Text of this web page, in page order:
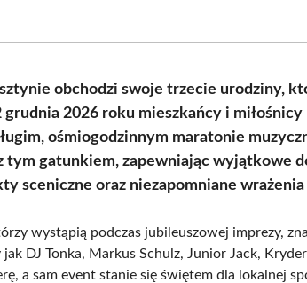
obchodzi swoje trzecie urodziny,
grudnia 2026 roku mieszkańcy i
ośmiogodzinnym maratonie
tym gatunkiem, zapewniając wyjątkowe
sceniczne oraz niezapomniane
wystąpią podczas jubileuszowej imprezy,
DJ Tonka, Markus Schulz, Junior Jack,
a sam event stanie się świętem dla lokalnej